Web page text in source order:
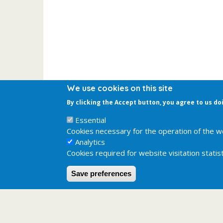
We use cookies on this site
By clicking the Accept button, you agree to us
Essential
Cookies necessary for the operation of the
Analytics
Cookies required for website visitation
Save preferences